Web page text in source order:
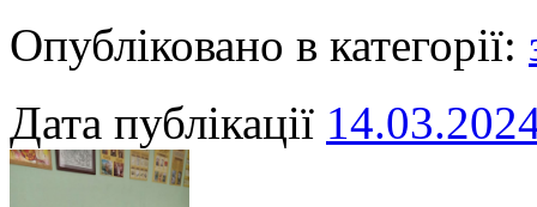
Опубліковано в категорії:
Дата публікації